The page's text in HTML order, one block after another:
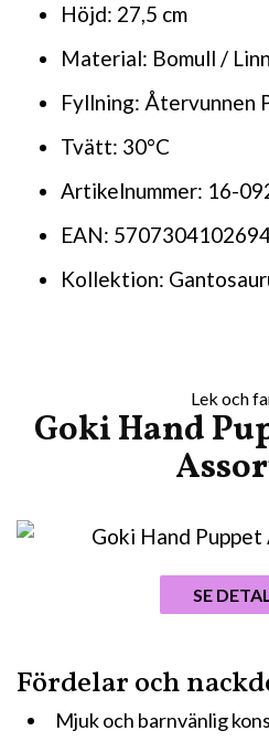
Höjd: 27,5 cm
Material: Bomull /
Fyllning: Återvunnen
Tvätt: 30°C
Artikelnummer: 16-
EAN:
Kollektion:
Lek och
Goki Hand
Fördelar och
Mjuk och barnvänlig
SE